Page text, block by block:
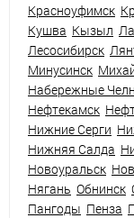
Красноуфимск
Кушва Кызыл
Лесосибирск
Минусинск
Набережные
Нефтекамск
Нижние Серги
Нижняя Салда
Новоуральск
Нягань Обнинск
Пангоды Пенза